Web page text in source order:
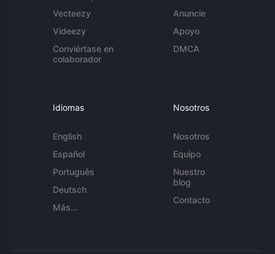
Vecteezy
Videezy
Conviértase en
colaborador
Anuncie
Apoyo
DMCA
Idiomas
English
Español
Português
Deutsch
Más...
Nosotros
Nosotros
Equipo
Nuestro
blog
Contacto